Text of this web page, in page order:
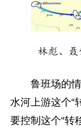
林彪、聂
鲁班场的
水河上游这个“
要控制这个“转